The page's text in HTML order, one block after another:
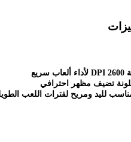
لأداء ألعاب سريع
تضيف مظهر احترافي
لليد ومريح لفترات اللعب